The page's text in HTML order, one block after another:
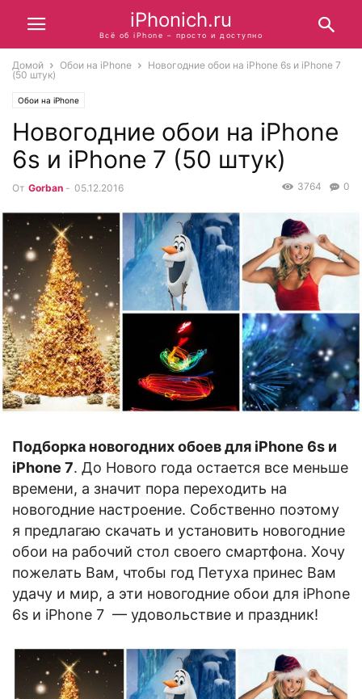
iPhonich.ru
Всё об iPhone – просто и доступно
Домой Обои на iPhone
Новогодние обои на iPhone 6s и iPhone 7
(50 штук)
Обои на iPhone
Новогодние обои на iPhone
6s и iPhone 7 (50 штук)
От Gorban - 05.12.2016 0
3764
Подборка новогодних обоев для iPhone 6s и
iPhone 7. До Нового года остается все меньше
времени, а значит пора переходить на
новогодние настроение. Собственно поэтому
я предлагаю скачать и установить новогодние
обои на рабочий стол своего смартфона. Хочу
пожелать Вам, чтобы год Петуха принес Вам
удачу и мир, а эти новогодние обои для iPhone
6s и iPhone 7 — удовольствие и праздник!